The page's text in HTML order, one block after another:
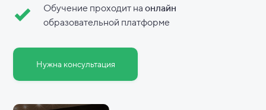
Нужна консультация
Обучение проходит наонлайн
образовательной платформе